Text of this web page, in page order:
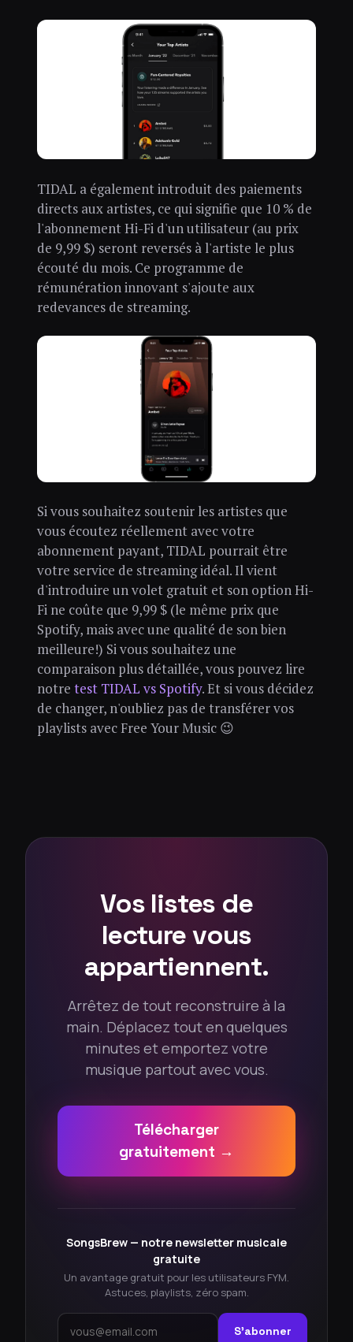
TIDAL a également introduit des paiements
directs aux artistes, ce qui signifie que 10 % de
l'abonnement Hi-Fi d'un utilisateur (au prix
de 9,99 $) seront reversés à l'artiste le plus
écouté du mois. Ce programme de
rémunération innovant s'ajoute aux
redevances de streaming.
Si vous souhaitez soutenir les artistes que
vous écoutez réellement avec votre
abonnement payant, TIDAL pourrait être
votre service de streaming idéal. Il vient
d'introduire un volet gratuit et son option Hi-
Fi ne coûte que 9,99 $ (le même prix que
Spotify, mais avec une qualité de son bien
meilleure!) Si vous souhaitez une
comparaison plus détaillée, vous pouvez lire
notre test TIDAL vs Spotify. Et si vous décidez
de changer, n'oubliez pas de transférer vos
playlists avec Free Your Music 😉
Vos listes de
lecture vous
appartiennent.
Arrêtez de tout reconstruire à la
main. Déplacez tout en quelques
minutes et emportez votre
musique partout avec vous.
Télécharger
gratuitement →
SongsBrew — notre newsletter musicale
gratuite
Un avantage gratuit pour les utilisateurs FYM.
Astuces, playlists, zéro spam.
S'abonner